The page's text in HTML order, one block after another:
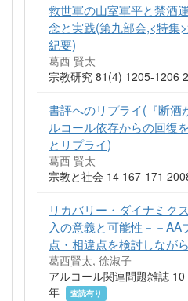
救世軍の山室軍平と禁酒
念と実践(第九部会,<特集
紀要)
葛西 賢太
宗教研究 81(4) 1205-1206
書評へのリプライ(『断酒
ルコール依存からの回復
とリプライ)
葛西 賢太
宗教と社会 14 167-171
リカバリー・ダイナミク
入の意義と可能性－－AA
点・相違点を検討しながら
葛西賢太, 徐淑子
アルコール関連問題雑誌
年
査読有り